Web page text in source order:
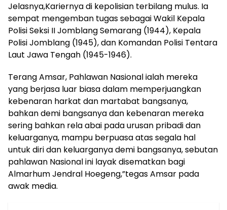
Jelasnya,Kariernya di kepolisian terbilang mulus. Ia
sempat mengemban tugas sebagai Wakil Kepala
Polisi Seksi II Jomblang Semarang (1944), Kepala
Polisi Jomblang (1945), dan Komandan Polisi Tentara
Laut Jawa Tengah (1945-1946).
Terang Amsar, Pahlawan Nasional ialah mereka
yang berjasa luar biasa dalam memperjuangkan
kebenaran harkat dan martabat bangsanya,
bahkan demi bangsanya dan kebenaran mereka
sering bahkan rela abai pada urusan pribadi dan
keluarganya, mampu berpuasa atas segala hal
untuk diri dan keluarganya demi bangsanya, sebutan
pahlawan Nasional ini layak disematkan bagi
Almarhum Jendral Hoegeng,”tegas Amsar pada
awak media.